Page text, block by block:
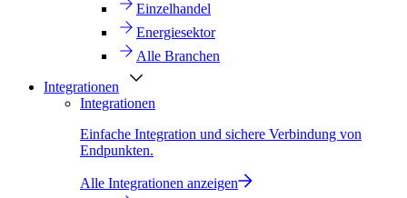
Einzelhandel
Energiesektor
Alle Branchen
Integrationen
Integrationen
Einfache Integration und sichere Verbindung von
Endpunkten.
Alle Integrationen anzeigen